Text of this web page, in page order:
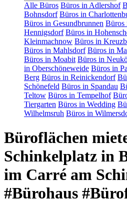
Alle Büros Büros in Adlershof
Bohnsdorf Büros in
Büros in Gesundbrunnen Büros
Hennigsdorf Büros in
Kleinmachnow Büros in
Büros in Mahlsdorf Büros in
Büros in Moabit Büros in
in Oberschöneweide Büros in
Berg Büros in Reinickendorf
Schönefeld Büros in Spandau
Teltow Büros in Tempelhof
Tiergarten Büros in Wedding
Wilhelmsruh Büros in
Büroflächen
Schinkelplatz in
im Carré am
#Bürohaus